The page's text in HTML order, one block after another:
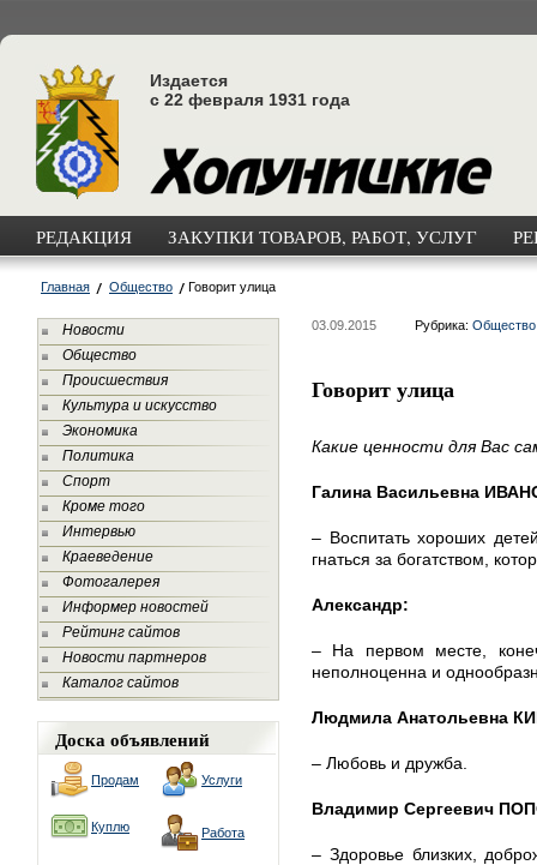
Издается
с 22 февраля 1931 года
РЕДАКЦИЯ ЗАКУПКИ ТОВАРОВ, РАБОТ, УСЛУГ
Главная Общество Говорит улица
Новости
Общество
Происшествия
Культура и искусство
Экономика
Политика
Спорт
Кроме того
Интервью
Краеведение
Фотогалерея
Информер новостей
Рейтинг сайтов
Новости партнеров
Каталог сайтов
Доска объявлений
Продам Услуги
Куплю Работа
03.09.2015 Рубрика: Общество
Говорит улица
Какие ценности для Вас
Галина Васильевна
– Воспитать хороших
гнаться за богатством,
Александр:
– На первом месте,
неполноценна и
Людмила Анатольевна
– Любовь и дружба.
Владимир Сергеевич
– Здоровье близких,